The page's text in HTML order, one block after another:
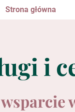
Strona główna
i